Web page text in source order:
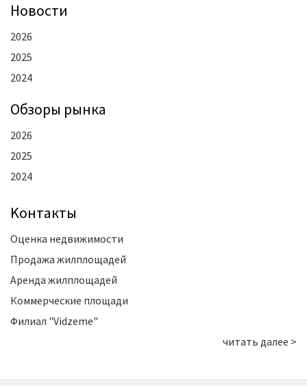
Новости
2026
2025
2024
Oбзоры рынка
2026
2025
2024
Kонтакты
Оценка недвижимости
Продажа жилплощадей
Аренда жилплощадей
Коммерческие площади
Филиал "Vidzeme"
читать далее >